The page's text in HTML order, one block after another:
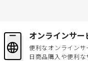
オンラインサー
便利なオンライン
日商品購入や便利な